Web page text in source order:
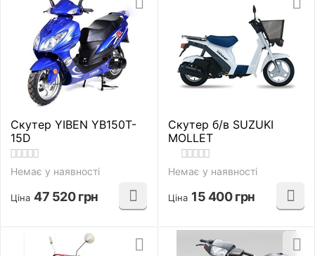
Скутер YIBEN YB150T-
15D
Немає у наявності
Ціна 47 520 грн
Скутер б/в SUZUKI
MOLLET
Немає у наявності
Ціна 15 400 грн